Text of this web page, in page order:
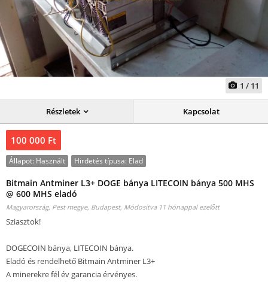
1 / 11
Részletek Kapcsolat
100 000 Ft
Állapot: Használt Hirdetés típusa: Elad
Bitmain Antminer L3+ DOGE bánya LITECOIN bánya 500 MHS
@ 600 MHS eladó
Magyarország, Pest megye, Budapest, Módosítva 11 hónappal ezelőtt
Sziasztok!
DOGECOIN bánya, LITECOIN bánya.
Eladó és rendelhető Bitmain Antminer L3+
A minerekre fél év garancia érvényes.